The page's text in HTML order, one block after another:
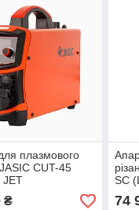
плазмового
CUT-45
JET
₴
SC
74